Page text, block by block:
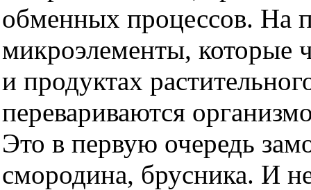
обменных процессов.
микроэлементы, которые
и продуктах
перевариваются
Это в первую очередь
смородина, брусника. И